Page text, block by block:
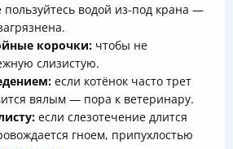
водой из-под крана —
корочки: чтобы не
слизистую.
если котёнок часто трет
вялым — пора к ветеринару.
если слезотечение длится
гноем, припухлостью